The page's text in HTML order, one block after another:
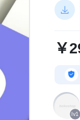

￥

lv1